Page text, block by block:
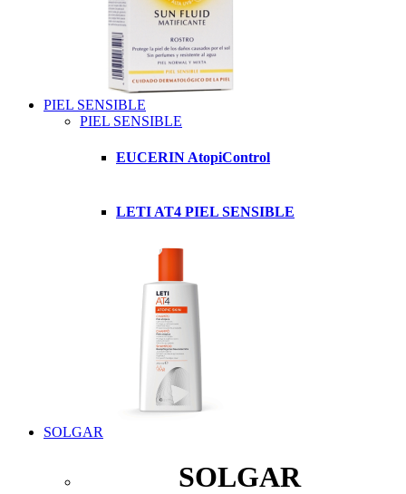
PIEL SENSIBLE
PIEL SENSIBLE
EUCERIN AtopiControl
LETI AT4 PIEL SENSIBLE
SOLGAR
SOLGAR